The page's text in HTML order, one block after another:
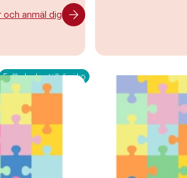
och anmäl dig
Fullbokad - ställ dig i kö